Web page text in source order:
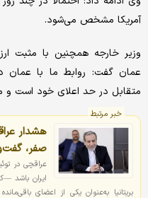
آمریکا مشخص می‌شود.
وزیر خارجه همچنین با مثبت
عمان گفت: روابط ما با عمان
متقابل در حد اعلای خود است و
خبر مرتبط
هشدار
صفر،
عراقچی در
ایران باشد
بریتانیا به‌عنوان یکی از اعضای